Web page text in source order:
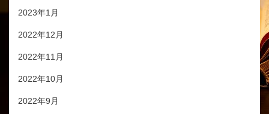
2023年1月
2022年12月
2022年11月
2022年10月
2022年9月